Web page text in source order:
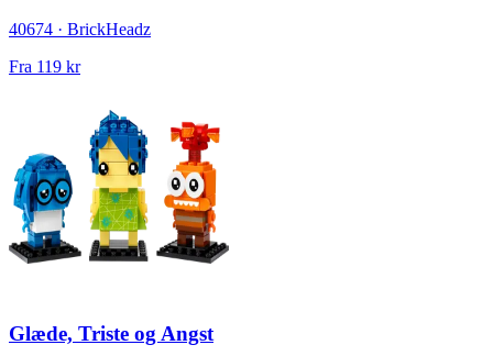
40674 · BrickHeadz
Fra 119 kr
Glæde, Triste og Angst